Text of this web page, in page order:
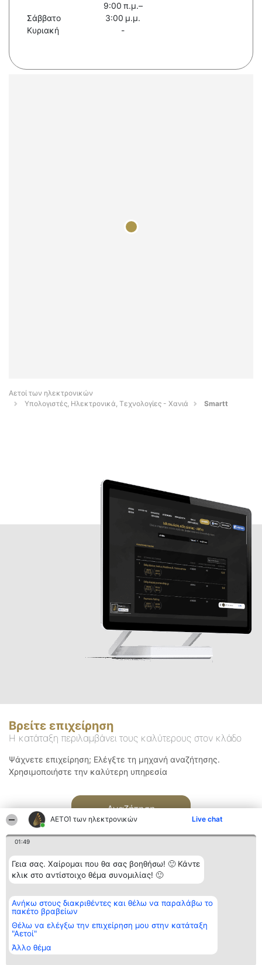
ΑΕΤΟΊ των ηλεκτρονικών Live chat
01:49
Γεια σας. Χαίρομαι που θα σας βοηθήσω! 🙂 Κάντε
κλικ στο αντίστοιχο θέμα συνομιλίας! 🙂
Ανήκω στους διακριθέντες και θέλω να παραλάβω το
πακέτο βραβείων
Θέλω να ελέγξω την επιχείρηση μου στην κατάταξη
"Αετοί"
Άλλο θέμα
Σάββατο
9:00 π.μ.–
3:00 μ.μ.
Κυριακή
-
Αετοί των ηλεκτρονικών
Υπολογιστές, Ηλεκτρονικά, Τεχνολογίες - Χανιά
Smartt
Βρείτε επιχείρηση
Η κατάταξη περιλαμβάνει τους καλύτερους στον κλάδο
Ψάχνετε επιχείρηση; Ελέγξτε τη μηχανή αναζήτησης.
Χρησιμοποιήστε την καλύτερη υπηρεσία
Αναζήτηση
Διοργανωτής της
κατάταξης
BEAUTIFUL COMPANY
ΤΗΛ. ΕΠΙΚΟΙΝΩΝΙΑΣ:
2104128019
email:
aetoi@beautifulcompany.co
Κατάταξη
Διακριθέντες
των
διακριθέντων
προϋποθέσεις
Επικοινωνία
Επικοινωνία